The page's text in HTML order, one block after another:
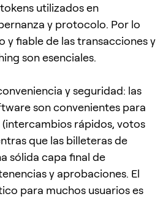
utilizados en
y protocolo. Por lo
y fiable de las transacciones y
son esenciales.
y seguridad: las
son convenientes para
rápidos, votos
que las billeteras de
sólida capa final de
y aprobaciones. El
para muchos usuarios es